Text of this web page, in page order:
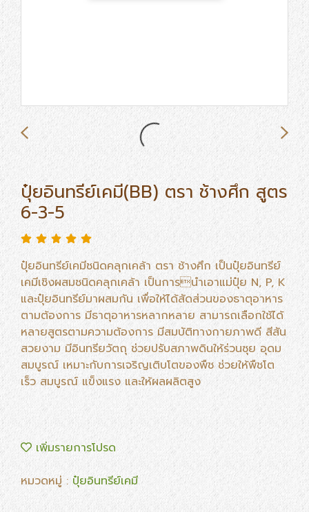
ปุ๋ยอินทรีย์เคมี(BB) ตรา ช้างศึก สูตร
6-3-5
ปุ๋ยอินทรีย์เคมีชนิดคลุกเคล้า ตรา ช้างศึก เป็นปุ๋ยอินทรีย์
เคมีเชิงผสมชนิดคลุกเคล้า เป็นการนำเอาแม่ปุ๋ย N, P, K
และปุ๋ยอินทรีย์มาผสมกัน เพื่อให้ได้สัดส่วนของธาตุอาหาร
ตามต้องการ มีธาตุอาหารหลากหลาย สามารถเลือกใช้ได้
หลายสูตรตามความต้องการ มีสมบัติทางกายภาพดี สีสัน
สวยงาม มีอินทรียวัตถุ ช่วยปรับสภาพดินให้ร่วนซุย อุดม
สมบูรณ์ เหมาะกับการเจริญเติบโตของพืช ช่วยให้พืชโต
เร็ว สมบูรณ์ แข็งแรง และให้ผลผลิตสูง
เพิ่มรายการโปรด
หมวดหมู่ : ปุ๋ยอินทรีย์เคมี